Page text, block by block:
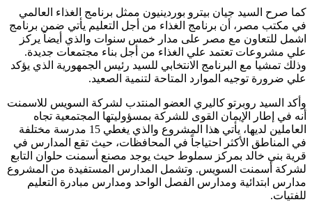
كما صرح السيد جيان بيترو بوردينيون ممثل برنامج الغذاء العالمي
في مكتب مصر، أن برنامج الغذاء من أجل التعليم يأتي ضمن برنامج
اشمل للتعاون مع مصر على مدار خمس سنوات والذي أيضاً يركز
علي مشروعات تعتمد علي الغذاء من أجل بناء مجتمعات جديدة.
وذلك تمشيا مع البرنامج الانتخابي للسيد رئيس الجمهورية الذي يؤكد
علي ضرورة توجيه الموارد المتاحة لتنمية الصعيد.
وأكد السيد روبرتو كاليري العضو المنتدب لشركة السويس للاسمنت
أنه في إطار الإيمان القوى للشركة بمسؤوليتها المجتمعية تجاه
العاملين لديها، يأتي هذا المشروع والذي يغطي 15 مدرسة مختلفة
في المناطق الأكثر احتياجاً في المحافظات، حيث تقع المدارس في
قرية بني خالد بمركز سملوط حيث يوجد مصنع أسمنت حلوان التابع
لشركة أسمنت السويس. وتشمل المدارس المستفيدة من المشروع
مدارس ابتدائية ومدارس الفصل الواحد ومدارس مبادرة التعليم
للفتيات.